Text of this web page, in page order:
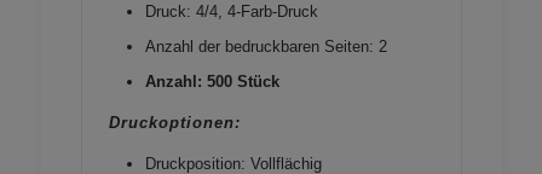
Druck: 4/4, 4-Farb-Druck
Anzahl der bedruckbaren Seiten: 2
Anzahl: 500 Stück
Druckoptionen:
Druckposition: Vollflächig